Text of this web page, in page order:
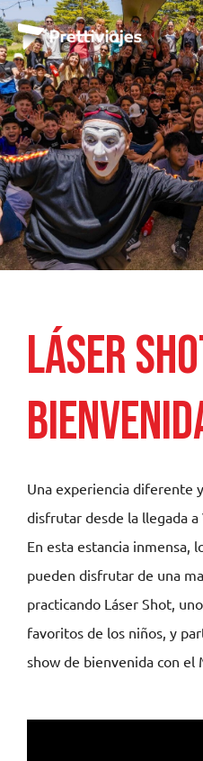
Láser
Una experiencia diferente
disfrutar desde la llegada a
En esta estancia inmensa,
pueden disfrutar de una
practicando Láser Shot,
favoritos de los niños, y
show de bienvenida con el